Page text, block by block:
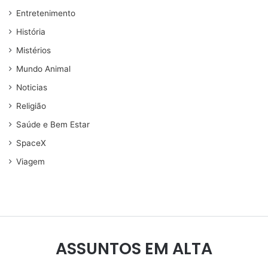
Entretenimento
História
Mistérios
Mundo Animal
Noticias
Religião
Saúde e Bem Estar
SpaceX
Viagem
ASSUNTOS EM ALTA